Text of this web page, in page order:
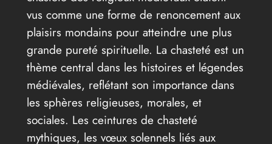
vus comme une forme de renoncement aux
plaisirs mondains pour atteindre une plus
grande pureté spirituelle. La chasteté est un
thème central dans les histoires et légendes
médiévales, reflétant son importance dans
les sphères religieuses, morales, et
sociales. Les ceintures de chasteté
mythiques, les vœux solennels liés aux